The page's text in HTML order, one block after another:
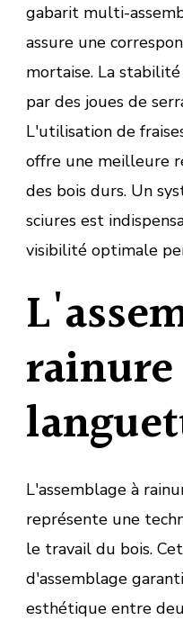
gabarit multi-
assure une
mortaise. La
par des joues de
L'utilisation de
offre une meilleure
des bois durs. Un
sciures est
visibilité optimale
L'assemblage à
représente une
le travail du bois.
d'assemblage
esthétique entre